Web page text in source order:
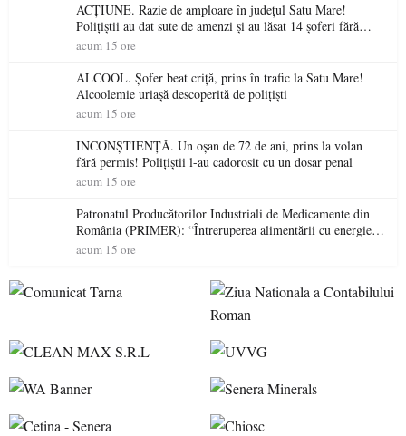
ACȚIUNE. Razie de amploare în județul Satu Mare!
Polițiștii au dat sute de amenzi și au lăsat 14 șoferi fără
permis într-o singură zi
acum 15 ore
ALCOOL. Șofer beat criță, prins în trafic la Satu Mare!
Alcoolemie uriașă descoperită de polițiști
acum 15 ore
INCONȘTIENȚĂ. Un oșan de 72 de ani, prins la volan
fără permis! Polițiștii l-au cadorosit cu un dosar penal
acum 15 ore
Patronatul Producătorilor Industriali de Medicamente din
România (PRIMER): “Întreruperea alimentării cu energie
electrică a fabricilor de medicamente va pune în pericol
acum 15 ore